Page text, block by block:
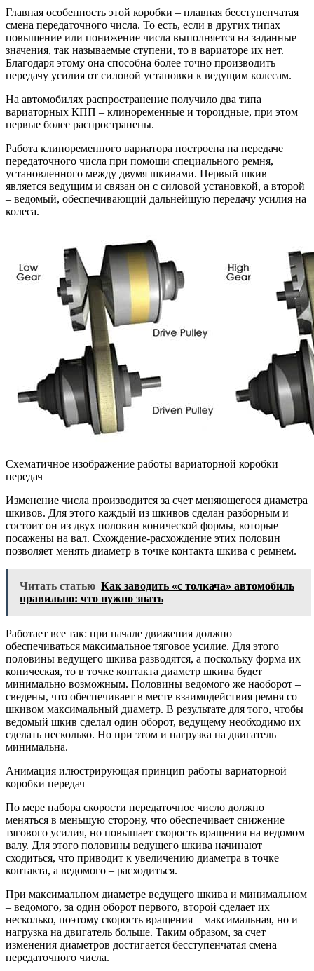
Главная особенность этой коробки – плавная бесступенчатая
смена передаточного числа. То есть, если в других типах
повышение или понижение числа выполняется на заданные
значения, так называемые ступени, то в вариаторе их нет.
Благодаря этому она способна более точно производить
передачу усилия от силовой установки к ведущим колесам.
На автомобилях распространение получило два типа
вариаторных КПП – клиноременные и тороидные, при этом
первые более распространены.
Работа клиноременного вариатора построена на передаче
передаточного числа при помощи специального ремня,
установленного между двумя шкивами. Первый шкив
является ведущим и связан он с силовой установкой, а второй
– ведомый, обеспечивающий дальнейшую передачу усилия на
колеса.
Схематичное изображение работы вариаторной коробки
передач
Изменение числа производится за счет меняющегося диаметра
шкивов. Для этого каждый из шкивов сделан разборным и
состоит он из двух половин конической формы, которые
посажены на вал. Схождение-расхождение этих половин
позволяет менять диаметр в точке контакта шкива с ремнем.
Читать статью Как заводить «с толкача» автомобиль
правильно: что нужно знать
Работает все так: при начале движения должно
обеспечиваться максимальное тяговое усилие. Для этого
половины ведущего шкива разводятся, а поскольку форма их
коническая, то в точке контакта диаметр шкива будет
минимально возможным. Половины ведомого же наоборот –
сведены, что обеспечивает в месте взаимодействия ремня со
шкивом максимальный диаметр. В результате для того, чтобы
ведомый шкив сделал один оборот, ведущему необходимо их
сделать несколько. Но при этом и нагрузка на двигатель
минимальна.
Анимация илюстрирующая принцип работы вариаторной
коробки передач
По мере набора скорости передаточное число должно
меняться в меньшую сторону, что обеспечивает снижение
тягового усилия, но повышает скорость вращения на ведомом
валу. Для этого половины ведущего шкива начинают
сходиться, что приводит к увеличению диаметра в точке
контакта, а ведомого – расходиться.
При максимальном диаметре ведущего шкива и минимальном
– ведомого, за один оборот первого, второй сделает их
несколько, поэтому скорость вращения – максимальная, но и
нагрузка на двигатель больше. Таким образом, за счет
изменения диаметров достигается бесступенчатая смена
передаточного числа.